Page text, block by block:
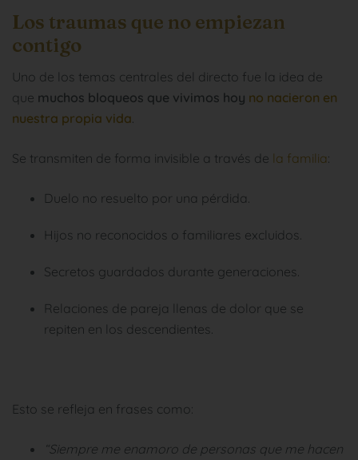
Los traumas que no empiezan
contigo
Uno de los temas centrales del directo fue la idea de
que muchos bloqueos que vivimos hoy no nacieron en
nuestra propia vida
Se transmiten de forma invisible a través de la familia:
Duelo no resuelto por una pérdida.
Hijos no reconocidos o familiares excluidos.
Secretos guardados durante generaciones.
Relaciones de pareja llenas de dolor que se
repiten en los descendientes.
Esto se refleja en frases como:
“Siempre me enamoro de personas que me hacen